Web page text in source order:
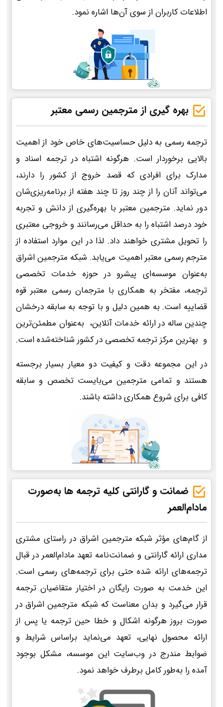
اطلاعات کاربران از سوی آن‌ها اشاره نمود.
بهره گیری از مترجمین رسمی معتبر
ترجمه رسمی به دلیل حساسیت‌های خاص خود از اهمیت
بالایی برخوردار است. هرگونه اشتباه در ترجمه اسناد و
مدارک برای افرادی که قصد خروج از کشور را دارند،
می‌تواند آنان را از چند روز تا چند هفته از برنامه‌ریزی‌شان
دور نماید. مترجمین معتبر با بهره‌گیری از دانش و تجربه
خود درصد اشتباه را به حداقل می‌رسانند و خروجی معتبری
را تحویل مشتری خواهند داد. لذا در این موارد استفاده از
مترجم رسمی معتبر اهمیت می‌یابد. شبکه مترجمین اشراق
به‌عنوان موسسه‌ای پیشرو در حوزه خدمات تخصصی
ترجمه، مفتخر به همکاری با مترجمان رسمی معتبر قوه
قضاییه است. به همین دلیل و با توجه به سابقه درخشان
چندین ساله در ارائه خدمات آنلاین، به‌عنوان مطمئن‌ترین
و بهترین مرکز ترجمه تخصصی در کشور شناخته‌شده است.
در این مجموعه دقت و کیفیت دو معیار بسیار برجسته
هستند و تمامی مترجمین می‌بایست تخصص و سابقه
کافی برای شروع همکاری داشته باشند.
ضمانت و گارانتی کلیه ترجمه ها به‌صورت
مادام‌العمر
از گام‌های مؤثر شبکه مترجمین اشراق در راستای مشتری
مداری ارائه گارانتی و ضمانت‌نامه تعهد مادام‌العمر در قبال
ترجمه‌های ارائه شده حتی برای ترجمه‌های رسمی است.
این خدمت به صورت رایگان در اختیار متقاضیان ترجمه
قرار می‌گیرد و بدان معناست که شبکه مترجمین اشراق در
صورت بروز هرگونه اشکال و خطا حین ترجمه یا پس از
ارائه محصول نهایی، تعهد می‌نماید براساس شرایط و
ضوابط مندرج در وب‌سایت این موسسه، مشکل بوجود
آمده را به‌طور کامل برطرف خواهد نمود.